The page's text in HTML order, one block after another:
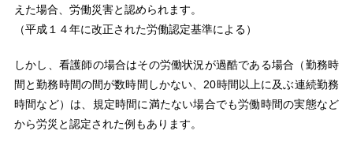
えた場合、労働災害と認められます。
（平成１４年に改正された労働認定基準による）
しかし、看護師の場合はその労働状況が過酷である場合（勤務時
間と勤務時間の間が数時間しかない、20時間以上に及ぶ連続勤務
時間など）は、規定時間に満たない場合でも労働時間の実態など
から労災と認定された例もあります。